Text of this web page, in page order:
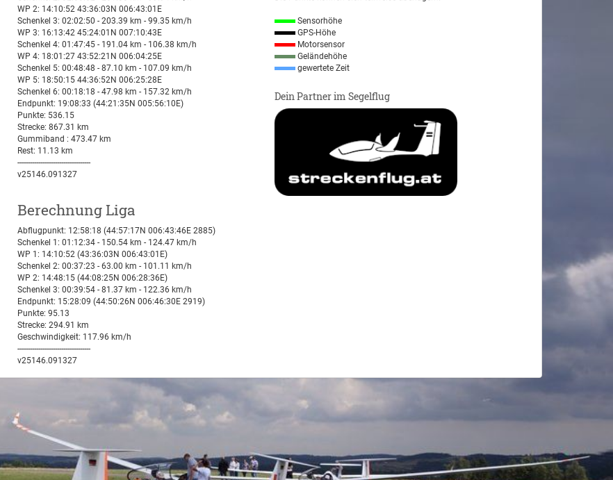
WP 2: 14:10:52 43:36:03N 006:43:01E
Schenkel 3: 02:02:50 - 203.39 km - 99.35 km/h
WP 3: 16:13:42 45:24:01N 007:10:43E
Schenkel 4: 01:47:45 - 191.04 km - 106.38 km/h
WP 4: 18:01:27 43:52:21N 006:04:25E
Schenkel 5: 00:48:48 - 87.10 km - 107.09 km/h
WP 5: 18:50:15 44:36:52N 006:25:28E
Schenkel 6: 00:18:18 - 47.98 km - 157.32 km/h
Endpunkt: 19:08:33 (44:21:35N 005:56:10E)
Punkte: 536.15
Strecke: 867.31 km
Gummiband : 473.47 km
Rest: 11.13 km
-----------------------------------
v25146.091327
Berechnung Liga
Abflugpunkt: 12:58:18 (44:57:17N 006:43:46E 2885)
Schenkel 1: 01:12:34 - 150.54 km - 124.47 km/h
WP 1: 14:10:52 (43:36:03N 006:43:01E)
Schenkel 2: 00:37:23 - 63.00 km - 101.11 km/h
WP 2: 14:48:15 (44:08:25N 006:28:36E)
Schenkel 3: 00:39:54 - 81.37 km - 122.36 km/h
Endpunkt: 15:28:09 (44:50:26N 006:46:30E 2919)
Punkte: 95.13
Strecke: 294.91 km
Geschwindigkeit: 117.96 km/h
-----------------------------------
v25146.091327
Sensorhöhe
GPS-Höhe
Motorsensor
Geländehöhe
gewertete Zeit
Dein Partner im Segelflug